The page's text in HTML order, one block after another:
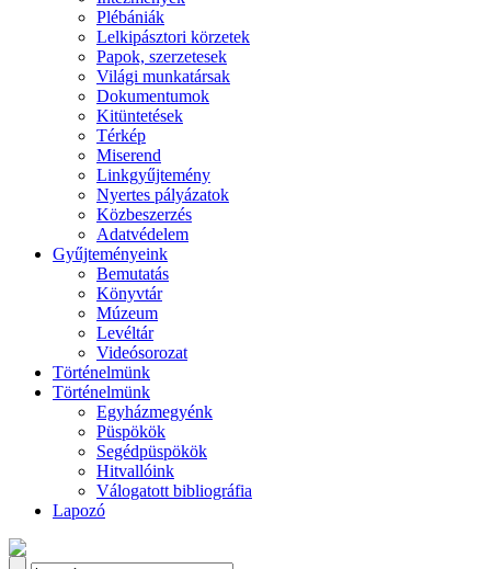
Plébániák
Lelkipásztori körzetek
Papok, szerzetesek
Világi munkatársak
Dokumentumok
Kitüntetések
Térkép
Miserend
Linkgyűjtemény
Nyertes pályázatok
Közbeszerzés
Adatvédelem
Gyűjteményeink
Bemutatás
Könyvtár
Múzeum
Levéltár
Videósorozat
Történelmünk
Történelmünk
Egyházmegyénk
Püspökök
Segédpüspökök
Hitvallóink
Válogatott bibliográfia
Lapozó